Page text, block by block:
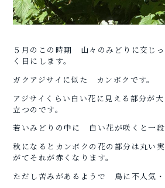
５月のこの時期 山々のみどりに交じ
く目にします。
ガクアジサイに似た カンボクです。
アジサイくらい白い花に見える部分が
立つのです。
若いみどりの中に 白い花が咲くと一段
秋になるとカンボクの花の部分は丸い
がてそれが赤くなります。
ただし苦みがあるようで 鳥に不人気・